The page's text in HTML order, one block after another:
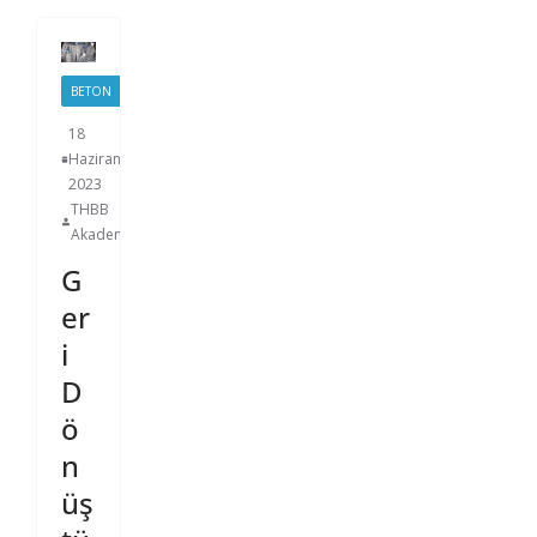
BETON
18
Haziran
2023
THBB
Akademi
G
er
i
D
ö
n
üş